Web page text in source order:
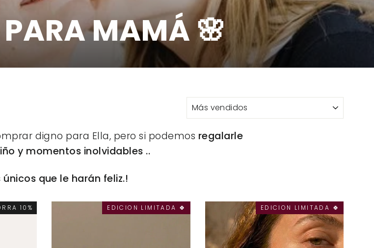
PARA MAMÁ 🌸
digno para Ella, pero si podemos regalarle
y momentos inolvidables ..
únicos que le harán feliz.!
10% EDICION LIMITADA 🍀 EDICION LIMITADA 🍀